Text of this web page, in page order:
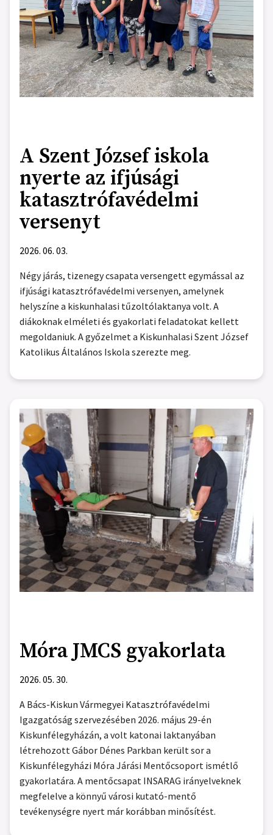
A Szent József iskola
nyerte az ifjúsági
katasztrófavédelmi
versenyt
2026. 06. 03.
Négy járás, tizenegy csapata versengett egymással az
ifjúsági katasztrófavédelmi versenyen, amelynek
helyszíne a kiskunhalasi tűzoltólaktanya volt. A
diákoknak elméleti és gyakorlati feladatokat kellett
megoldaniuk. A győzelmet a Kiskunhalasi Szent József
Katolikus Általános Iskola szerezte meg.
Móra JMCS gyakorlata
2026. 05. 30.
A Bács-Kiskun Vármegyei Katasztrófavédelmi
Igazgatóság szervezésében 2026. május 29-én
Kiskunfélegyházán, a volt katonai laktanyában
létrehozott Gábor Dénes Parkban került sor a
Kiskunfélegyházi Móra Járási Mentőcsoport ismétlő
gyakorlatára. A mentőcsapat INSARAG irányelveknek
megfelelve a könnyű városi kutató-mentő
tevékenységre nyert már korábban minősítést.